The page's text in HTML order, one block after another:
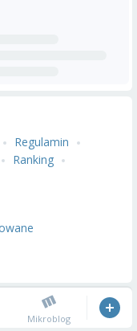
Regulamin
Ranking
Mikroblog